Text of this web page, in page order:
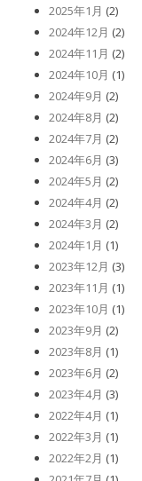
2025年1月 (2)
2024年12月 (2)
2024年11月 (2)
2024年10月 (1)
2024年9月 (2)
2024年8月 (2)
2024年7月 (2)
2024年6月 (3)
2024年5月 (2)
2024年4月 (2)
2024年3月 (2)
2024年1月 (1)
2023年12月 (3)
2023年11月 (1)
2023年10月 (1)
2023年9月 (2)
2023年8月 (1)
2023年6月 (2)
2023年4月 (3)
2022年4月 (1)
2022年3月 (1)
2022年2月 (1)